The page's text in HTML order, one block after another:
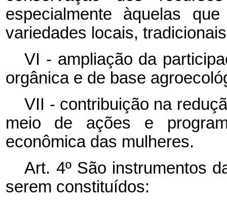
especialmente àquelas
variedades locais,
VI - ampliação da
orgânica e de base
VII - contribuição na
meio de ações e
econômica das mulheres.
Art. 4º São instrumentos
serem constituídos: